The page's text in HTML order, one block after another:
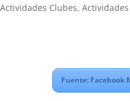
Actividades Clubes,
Fuente: Facebook